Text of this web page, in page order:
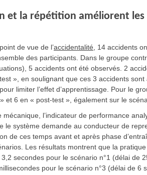
et la répétition améliorent
de vue de l’accidentalité, 14 accidents
des participants. Dans le groupe
5 accidents ont été observés. 2
», en soulignant que ces 3 accidents
limiter l’effet d’apprentissage. Pour le
et 6 en « post-test », également sur le
mécanique, l’indicateur de performance
le système demande au conducteur de
de ces temps avant et après phase
Les résultats montrent que la
secondes pour le scénario n°1 (délai de
pour le scénario n°3 (délai de